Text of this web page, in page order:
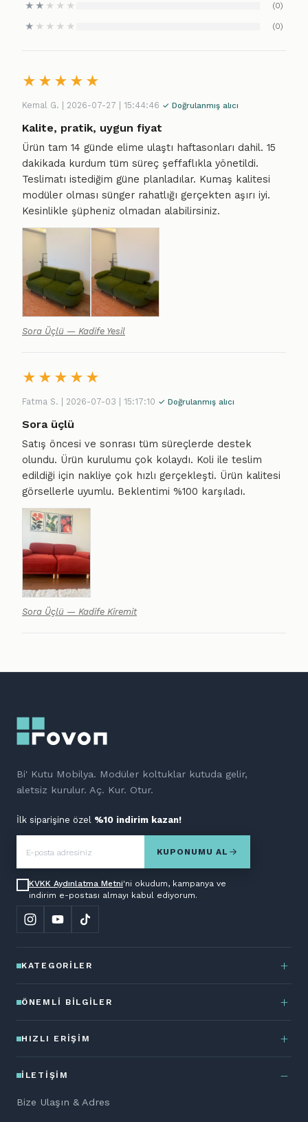
★ ★ ★ ★ ★ (0)
★ ★ ★ ★ ★ (0)
★ ★ ★ ★ ★
Kemal G. | 2026-07-27 | 15:44:46 ✓ Doğrulanmış alıcı
Kalite, pratik, uygun fiyat
Ürün tam 14 günde elime ulaştı haftasonları dahil. 15
dakikada kurdum tüm süreç şeffaflıkla yönetildi.
Teslimatı istediğim güne planladılar. Kumaş kalitesi
modüler olması sünger rahatlığı gerçekten aşırı iyi.
Kesinlikle şüpheniz olmadan alabilirsiniz.
Sora Üçlü — Kadife Yesil
★ ★ ★ ★ ★
Fatma S. | 2026-07-03 | 15:17:10 ✓ Doğrulanmış alıcı
Sora üçlü
Satış öncesi ve sonrası tüm süreçlerde destek
olundu. Ürün kurulumu çok kolaydı. Koli ile teslim
edildiği için nakliye çok hızlı gerçekleşti. Ürün kalitesi
görsellerle uyumlu. Beklentimi %100 karşıladı.
Sora Üçlü — Kadife Kiremit
Bi' Kutu Mobilya. Modüler koltuklar kutuda gelir,
aletsiz kurulur. Aç. Kur. Otur.
İlk siparişine özel %10 indirim kazan!
KUPONUMU AL
KVKK Aydınlatma Metni'ni okudum, kampanya ve
indirim e-postası almayı kabul ediyorum.
KATEGORILER
ÖNEMLI BILGILER
HIZLI ERIŞIM
İLETIŞIM
Bize Ulaşın & Adres